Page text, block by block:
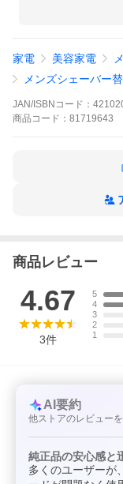
家電 美容家電
メンズシェーバー
JAN/ISBNコード：
商品 コード： 81719643
商品レビュー
4.67
3件
5
4
3
2
1
AI要約
他ストアのレビュー
純正品の安心感と
多くのユーザーが